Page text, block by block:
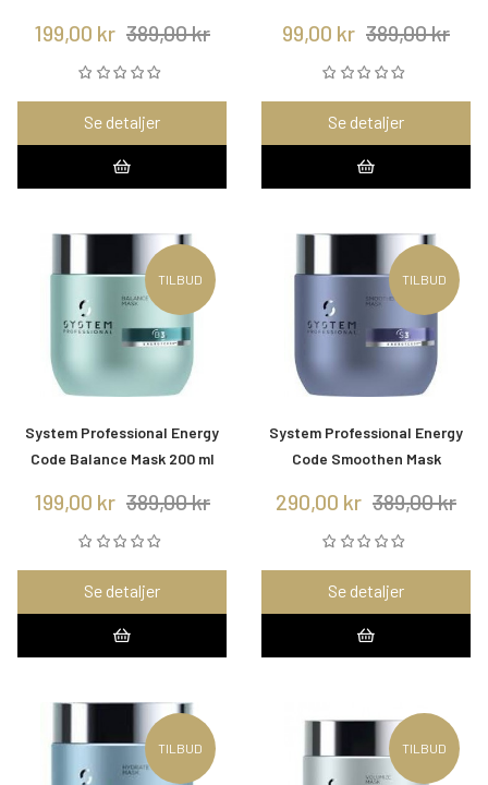
199,00 kr 389,00 kr
Se detaljer
99,00 kr 389,00 kr
Se detaljer
TILBUD
System Professional Energy
Code Balance Mask 200 ml
199,00 kr 389,00 kr
Se detaljer
TILBUD
System Professional Energy
Code Smoothen Mask
290,00 kr 389,00 kr
Se detaljer
TILBUD TILBUD